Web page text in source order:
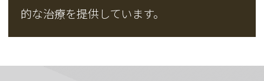
的な治療を提供しています。